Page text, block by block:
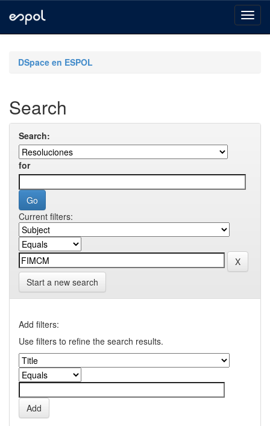
navigationDSpace en ESPOL
Search
Search:
for
Current filters:
Start a new search
Add filters:
Use filters to refine the search results.